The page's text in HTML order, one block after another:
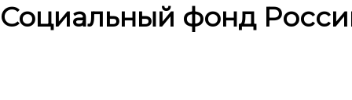
Социальный фонд